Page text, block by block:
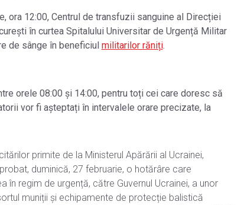
ora 12:00, Centrul de transfuzii sanguine al Direcției
în curtea Spitalului Universitar de Urgență Militar
de sânge în beneficiul militarilor răniți.
orele 08:00 și 14:00, pentru toți cei care doresc să
vor fi așteptați în intervalele orare precizate, la
primite de la Ministerul Apărării al Ucrainei,
duminică, 27 februarie, o hotărâre care
în regim de urgență, către Guvernul Ucrainei, a unor
muniții și echipamente de protecție balistică